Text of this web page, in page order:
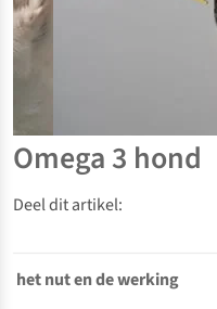
Omega 3 hond
Deel dit artikel:
het nut en de werking